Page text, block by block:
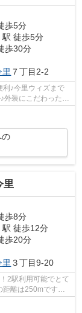
歩5分
駅 徒歩5分
歩30分
里 ７丁目2-2
利♪今里ウィズまで
外装にこだわったオ
の
里
歩8分
駅 徒歩12分
歩20分
里 ３丁目9-20
2駅利用可能でとて
離は250mです！